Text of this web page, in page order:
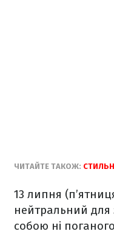
ЧИТАЙТЕ ТАКОЖ:
13 липня
нейтральний для
собою ні